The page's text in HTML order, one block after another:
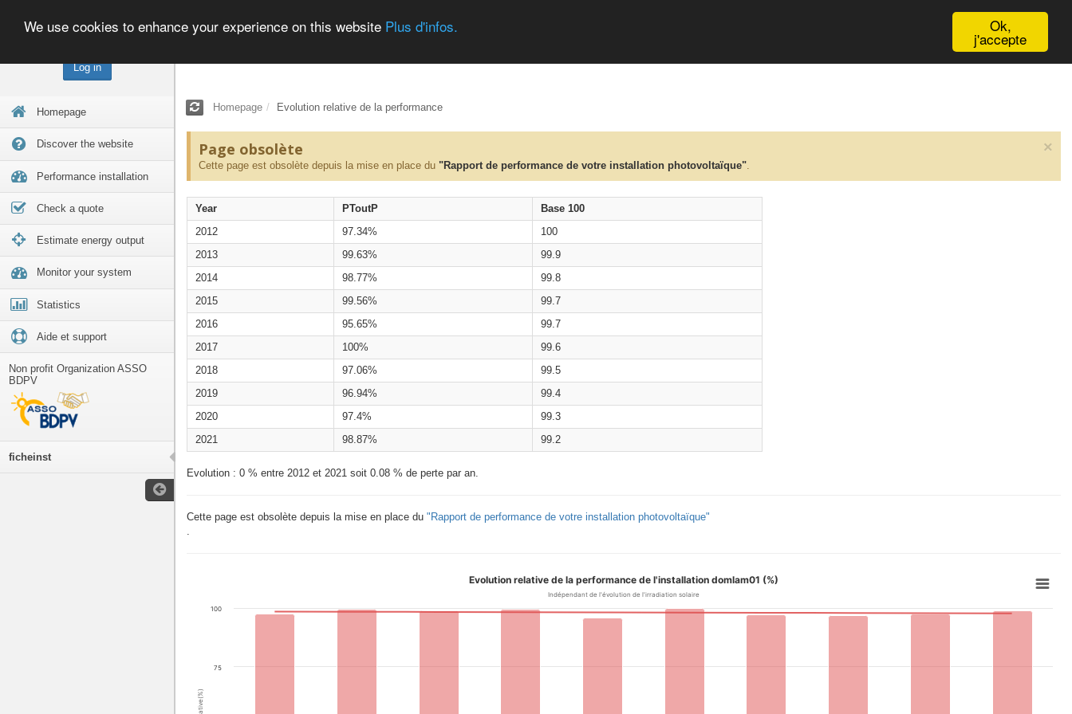
Log in
Homepage
Discover the website
Performance installation
Check a quote
Estimate energy output
Monitor your system
Statistics
Aide et support
Non profit Organization ASSO
BDPV
ficheinst
Ok,
j'accepte
We use cookies to enhance your experience on this website Plus d'infos.
Homepage Evolution relative de la performance
×
Page obsolète
Cette page est obsolète depuis la mise en place du "Rapport de performance de votre installation photovoltaïque".
Year PToutP
Base 100
2012
97.34%
100
2013
99.63%
99.9
2014
98.77%
99.8
2015
99.56%
99.7
2016
95.65%
99.7
2017
100%
99.6
2018
97.06%
99.5
2019
96.94%
99.4
2020
97.4%
99.3
2021
98.87% 99.2
Evolution : 0 % entre 2012 et 2021 soit 0.08 % de perte par an.
Cette page est obsolète depuis la mise en place du "Rapport de performance de votre installation photovoltaïque"
.
Evolution relative de la performance de l'installation domlam01 (%)
Indépendant de l'évolution de l'irradiation solaire
75
100